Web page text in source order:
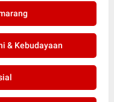
& Kebudayaan